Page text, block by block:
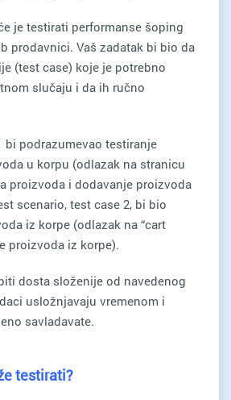
je testirati performanse šoping
prodavnici. Vaš zadatak bi bio da
(test case) koje je potrebno
slučaju i da ih ručno
bi podrazumevao testiranje
u korpu (odlazak na stranicu
proizvoda i dodavanje proizvoda
scenario, test case 2, bi bio
iz korpe (odlazak na “cart
proizvoda iz korpe).
dosta složenije od navedenog
usložnjavaju vremenom i
savladavate.
testirati?